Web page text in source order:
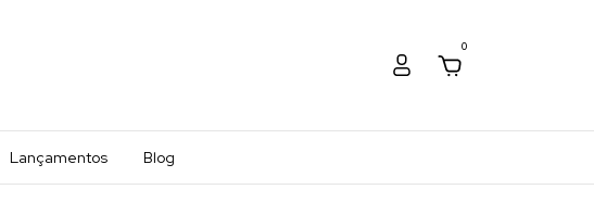
0
Lançamentos Blog